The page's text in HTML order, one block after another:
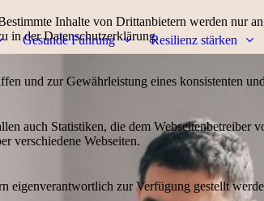
Gesunde Führung Resilienz stärken
Inhalte von Drittanbietern werden nur
in der Datenschutzerklärung.
und zur Gewährleistung eines konsistenten
auch Statistiken, die dem Webseitenbetreiber
verschiedene Webseiten.
zur Verfügung gestellt